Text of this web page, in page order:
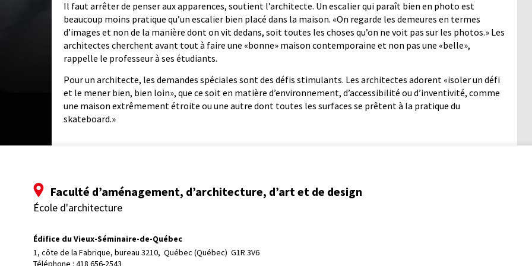
Il faut arrêter de penser aux apparences, soutient l’architecte. Un escalier qui paraît bien en photo est
beaucoup moins pratique qu’un escalier bien placé dans la maison. «On regarde les demeures en termes
d’images et non de la manière dont on vit dedans, soit toutes les choses qu’on ne voit pas sur les photos.» Les
architectes cherchent avant tout à faire une «bonne» maison contemporaine et non pas une «belle»,
rappelle le professeur à ses étudiants.
Pour un architecte, les demandes spéciales sont des défis stimulants. Les architectes adorent «isoler un défi
et le mener bien, bien loin», que ce soit en matière d’environnement, d’accessibilité ou d’inventivité, comme
une maison extrêmement étroite ou une autre dont toutes les surfaces se prêtent à la pratique du
skateboard.»
Faculté d’aménagement, d’architecture, d’art et de design
École d'architecture
Édifice du Vieux-Séminaire-de-Québec
1, côte de la Fabrique, bureau 3210, Québec (Québec)  G1R 3V6
Téléphone : 418 656-2543